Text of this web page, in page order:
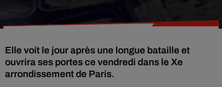
Elle voit le jour après une longue bataille et
ouvrira ses portes ce vendredi dans le Xe
arrondissement de Paris.